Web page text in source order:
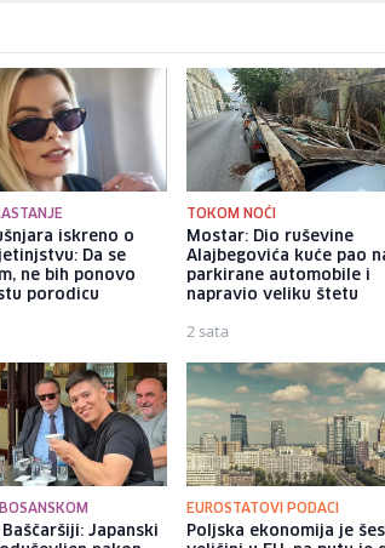
iskreno o
Da se
ne bih ponovo
porodicu
TOKOM NOĆI
Mostar: Dio ruševine
Alajbegovića kuće pao
parkirane automobile i
napravio veliku štetu
2 sata
Japanski
EUROSTATOVI PODACI
Poljska ekonomija je